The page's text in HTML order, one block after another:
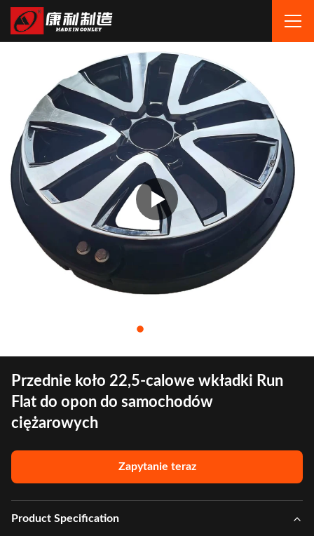
Przednie koło 22,5-calowe wkładki Run
Flat do opon do samochodów
ciężarowych
Zapytanie teraz
Product Specification